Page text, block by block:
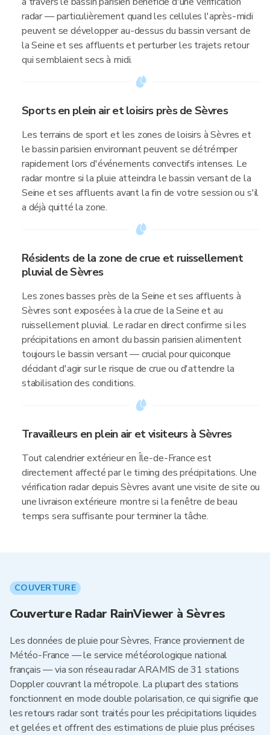
radar — particulièrement quand les cellules l'après-midi
peuvent se développer au-dessus du bassin versant de
la Seine et ses affluents et perturber les trajets retour
qui semblaient secs à midi.
Sports en plein air et loisirs près de Sèvres
Les terrains de sport et les zones de loisirs à Sèvres et
le bassin parisien environnant peuvent se détrémper
rapidement lors d'événements convectifs intenses. Le
radar montre si la pluie atteindra le bassin versant de la
Seine et ses affluents avant la fin de votre session ou s'il
a déjà quitté la zone.
Résidents de la zone de crue et ruissellement
pluvial de Sèvres
Les zones basses près de la Seine et ses affluents à
Sèvres sont exposées à la crue de la Seine et au
ruissellement pluvial. Le radar en direct confirme si les
précipitations en amont du bassin parisien alimentent
toujours le bassin versant — crucial pour quiconque
décidant d'agir sur le risque de crue ou d'attendre la
stabilisation des conditions.
Travailleurs en plein air et visiteurs à Sèvres
Tout calendrier extérieur en Île-de-France est
directement affecté par le timing des précipitations. Une
vérification radar depuis Sèvres avant une visite de site ou
une livraison extérieure montre si la fenêtre de beau
temps sera suffisante pour terminer la tâche.
COUVERTURE
Couverture Radar RainViewer à Sèvres
Les données de pluie pour Sèvres, France proviennent de
Météo-France — le service météorologique national
français — via son réseau radar ARAMIS de 31 stations
Doppler couvrant la métropole. La plupart des stations
fonctionnent en mode double polarisation, ce qui signifie que
les retours radar sont traités pour les précipitations liquides
et gelées et offrent des estimations de pluie plus précises